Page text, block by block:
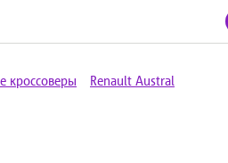
кроссоверы Renault Austral